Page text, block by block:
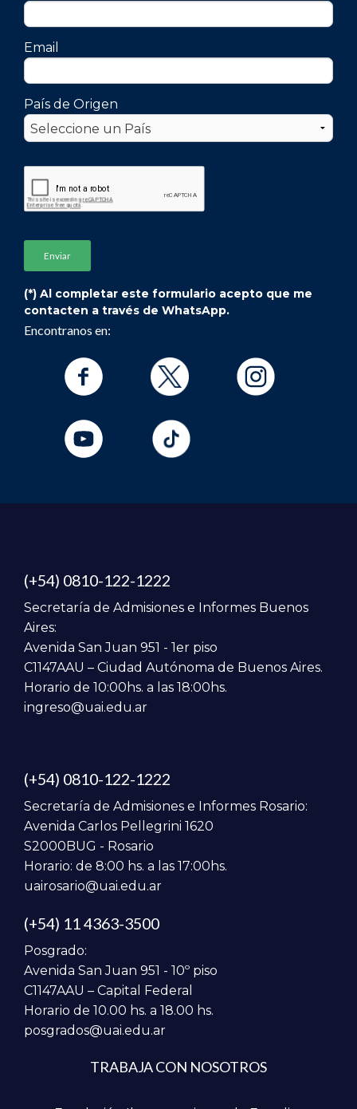
Email
País de Origen
(*) Al completar este formulario acepto que me
contacten a través de WhatsApp.
Encontranos en:
(+54) 0810-122-1222
Secretaría de Admisiones e Informes Buenos
Aires:
Avenida San Juan 951 - 1er piso
C1147AAU – Ciudad Autónoma de Buenos Aires.
Horario de 10:00hs. a las 18:00hs.
ingreso@uai.edu.ar
(+54) 0810-122-1222
Secretaría de Admisiones e Informes Rosario:
Avenida Carlos Pellegrini 1620
S2000BUG - Rosario
Horario: de 8:00 hs. a las 17:00hs.
uairosario@uai.edu.ar
(+54) 11 4363-3500
Posgrado:
Avenida San Juan 951 - 10º piso
C1147AAU – Capital Federal
Horario de 10.00 hs. a 18.00 hs.
posgrados@uai.edu.ar
TRABAJA CON NOSOTROS